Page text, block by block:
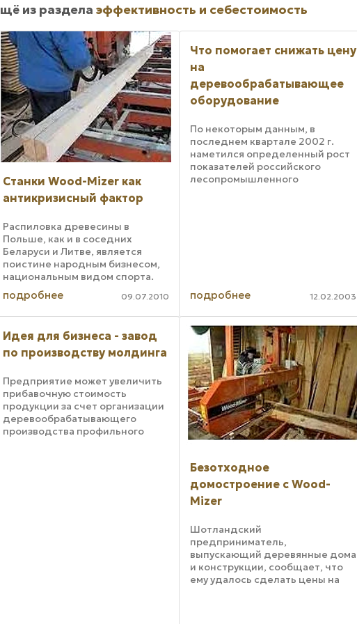
из раздела эффективность и себестоимость
Станки Wood-Mizer как
антикризисный фактор
Распиловка древесины в
Польше, как и в соседних
Беларуси и Литве, является
поистине народным бизнесом,
национальным видом спорта.
Уже сегодня можно с
уверенностью утверждать, что
небольшие лесопилки Польши
надежные ...
подробнее 09.07.2010
Что помогает снижать цену
на
деревообрабатывающее
оборудование
По некоторым данным, в
последнем квартале 2002 г.
наметился определенный рост
показателей российского
лесопромышленного
подробнее 12.02.2003
Идея для бизнеса - завод
по производству молдинга
Предприятие может увеличить
прибавочную стоимость
продукции за счет организации
деревообрабатывающего
производства профильного
Безотходное
домостроение с Wood-
Mizer
Шотландский
предприниматель,
выпускающий деревянные дома
и конструкции, сообщает, что
ему удалось сделать цены на